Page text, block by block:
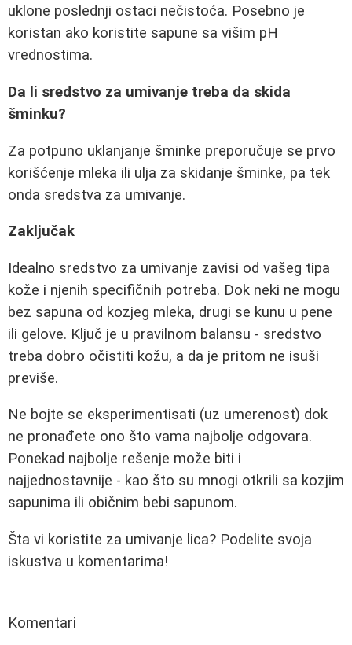
uklone poslednji ostaci nečistoća. Posebno je
koristan ako koristite sapune sa višim pH
vrednostima.
Da li sredstvo za umivanje treba da skida
šminku?
Za potpuno uklanjanje šminke preporučuje se prvo
korišćenje mleka ili ulja za skidanje šminke, pa tek
onda sredstva za umivanje.
Zaključak
Idealno sredstvo za umivanje zavisi od vašeg tipa
kože i njenih specifičnih potreba. Dok neki ne mogu
bez sapuna od kozjeg mleka, drugi se kunu u pene
ili gelove. Ključ je u pravilnom balansu - sredstvo
treba dobro očistiti kožu, a da je pritom ne isuši
previše.
Ne bojte se eksperimentisati (uz umerenost) dok
ne pronađete ono što vama najbolje odgovara.
Ponekad najbolje rešenje može biti i
najjednostavnije - kao što su mnogi otkrili sa kozjim
sapunima ili običnim bebi sapunom.
Šta vi koristite za umivanje lica? Podelite svoja
iskustva u komentarima!
Komentari